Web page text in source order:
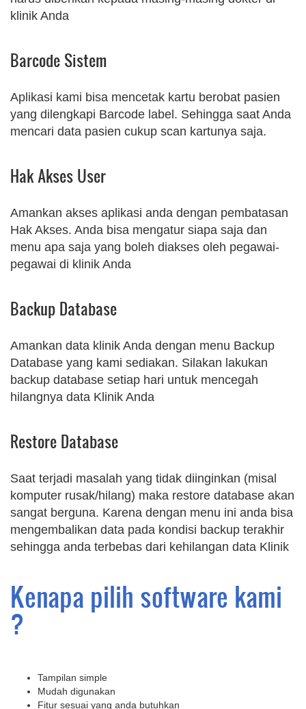
klinik Anda
Barcode Sistem
Aplikasi kami bisa mencetak kartu berobat pasien
yang dilengkapi Barcode label. Sehingga saat Anda
mencari data pasien cukup scan kartunya saja.
Hak Akses User
Amankan akses aplikasi anda dengan pembatasan
Hak Akses. Anda bisa mengatur siapa saja dan
menu apa saja yang boleh diakses oleh pegawai-
pegawai di klinik Anda
Backup Database
Amankan data klinik Anda dengan menu Backup
Database yang kami sediakan. Silakan lakukan
backup database setiap hari untuk mencegah
hilangnya data Klinik Anda
Restore Database
Saat terjadi masalah yang tidak diinginkan (misal
komputer rusak/hilang) maka restore database akan
sangat berguna. Karena dengan menu ini anda bisa
mengembalikan data pada kondisi backup terakhir
sehingga anda terbebas dari kehilangan data Klinik
Kenapa pilih software kami
?
Tampilan simple
Mudah digunakan
Fitur sesuai yang anda butuhkan